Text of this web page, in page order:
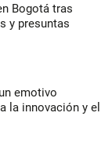
Bogotá tras
y presuntas
emotivo
la innovación y el